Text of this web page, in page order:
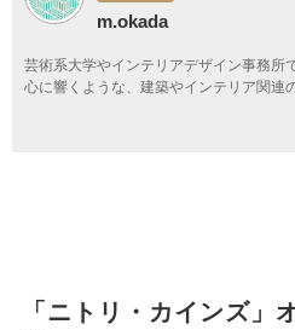
m.okada
芸術系大学やインテリアデザイン事務所
心に響くような、建築やインテリア関連
「ニトリ・カインズ」